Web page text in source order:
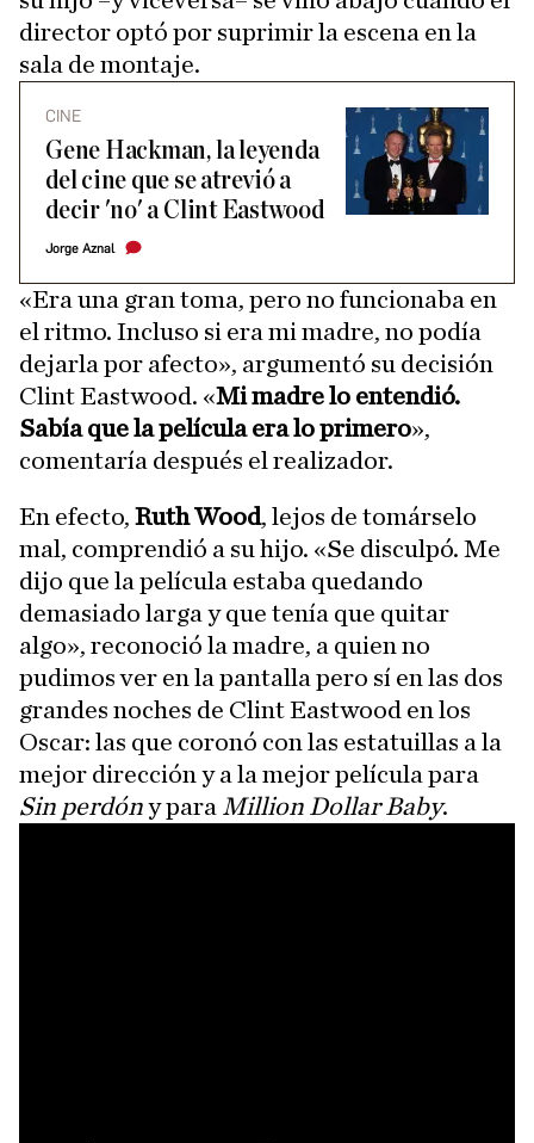
director optó por suprimir la escena en la
sala de montaje.
CINE
Gene Hackman, la leyenda
del cine que se atrevió a
decir 'no' a Clint Eastwood
Jorge Aznal
«Era una gran toma, pero no funcionaba en
el ritmo. Incluso si era mi madre, no podía
dejarla por afecto», argumentó su decisión
Clint Eastwood. «Mi madre lo entendió.
Sabía que la película era lo primero»,
comentaría después el realizador.
En efecto, Ruth Wood, lejos de tomárselo
mal, comprendió a su hijo. «Se disculpó. Me
dijo que la película estaba quedando
demasiado larga y que tenía que quitar
algo», reconoció la madre, a quien no
pudimos ver en la pantalla pero sí en las dos
grandes noches de Clint Eastwood en los
Oscar: las que coronó con las estatuillas a la
mejor dirección y a la mejor película para
Sin perdóny para Million Dollar Baby.